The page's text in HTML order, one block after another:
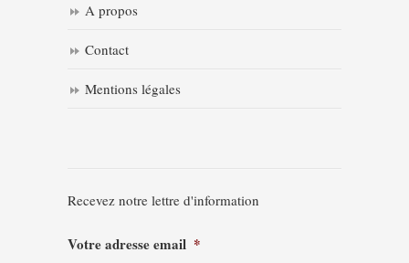
A propos
Contact
Mentions légales
Recevez notre lettre d'information
Votre adresse email *